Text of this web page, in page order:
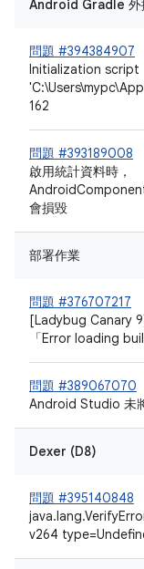
Android Gradle 外
問題 #394384907
Initialization script
162
問題 #393189008
啟用統計資料時，
會損毀
部署作業
問題 #376707217
[Ladybug Canary
「Error loading
問題 #389067070
Android Studio 未
Dexer (D8)
問題 #395140848
v264